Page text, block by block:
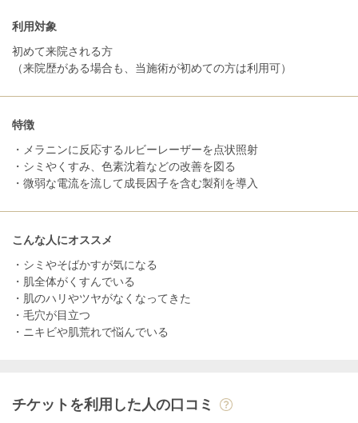
利用対象
初めて来院される方
（来院歴がある場合も、当施術が初めての方は利用可）
特徴
・メラニンに反応するルビーレーザーを点状照射
・シミやくすみ、色素沈着などの改善を図る
・微弱な電流を流して成長因子を含む製剤を導入
こんな人にオススメ
・シミやそばかすが気になる
・肌全体がくすんでいる
・肌のハリやツヤがなくなってきた
・毛穴が目立つ
・ニキビや肌荒れで悩んでいる
チケットを利用した人の口コミ